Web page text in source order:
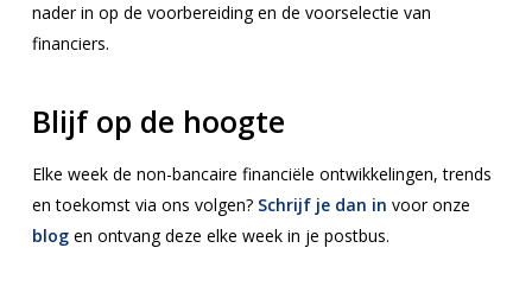
nader in op de voorbereiding en de voorselectie van
financiers.
Blijf op de hoogte
Elke week de non-bancaire financiële ontwikkelingen, trends
en toekomst via ons volgen? Schrijf je dan in voor onze
blogen ontvang deze elke week in je postbus.